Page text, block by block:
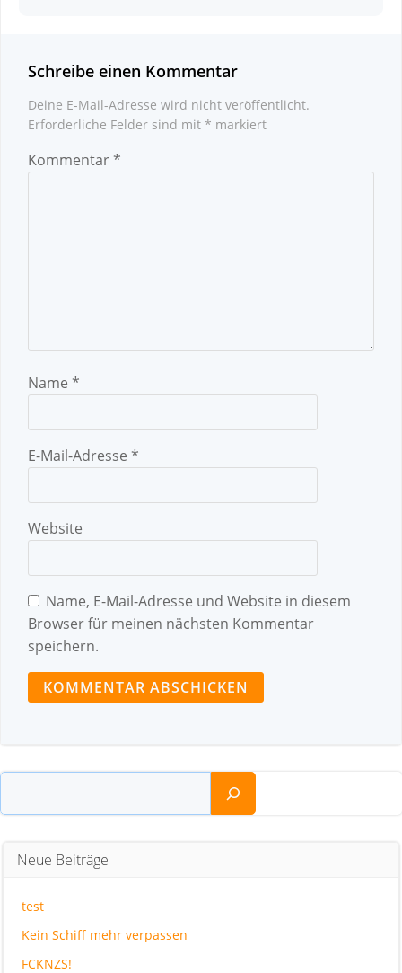
Schreibe einen Kommentar
Deine E-Mail-Adresse wird nicht veröffentlicht.
Erforderliche Felder sind mit * markiert
Kommentar*
Name *
E-Mail-Adresse *
Website
Name, E-Mail-Adresse und Website in diesem
Browser für meinen nächsten Kommentar
speichern.
Suchen
Neue Beiträge
test
Kein Schiff mehr verpassen
FCKNZS!